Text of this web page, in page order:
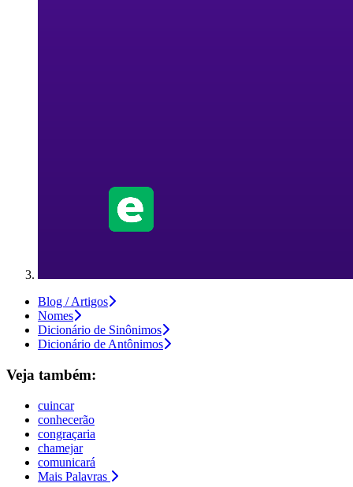
Blog / Artigos
Nomes
Dicionário de Sinônimos
Dicionário de Antônimos
Veja também:
cuincar
conhecerão
congraçaria
chamejar
comunicará
Mais Palavras